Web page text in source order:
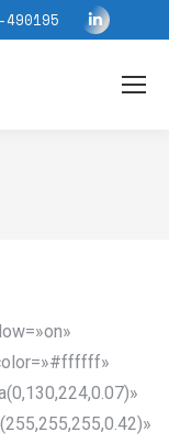
Linkedin
page
opens